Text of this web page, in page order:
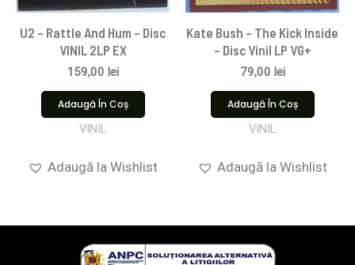
U2 – Rattle And Hum – Disc
VINIL 2LP EX
159,00 lei
Adaugă În Coș
VINIL
Adaugă la Wishlist
Kate Bush – The Kick Inside
– Disc Vinil LP VG+
79,00 lei
Adaugă În Coș
VINIL
Adaugă la Wishlist